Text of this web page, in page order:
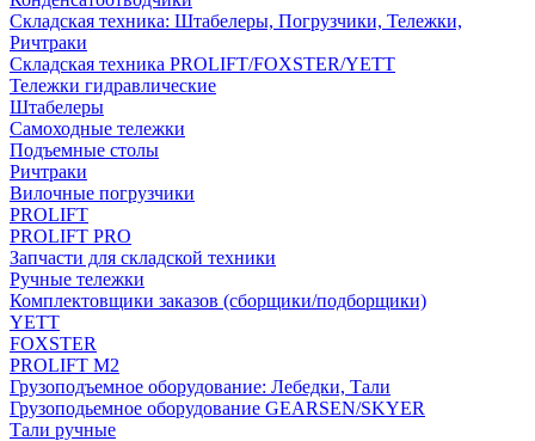
Складская техника: Штабелеры, Погрузчики, Тележки,
Ричтраки
Складская техника PROLIFT/FOXSTER/YETT
Тележки гидравлические
Штабелеры
Самоходные тележки
Подъемные столы
Ричтраки
Вилочные погрузчики
PROLIFT
PROLIFT PRO
Запчасти для складской техники
Ручные тележки
Комплектовщики заказов (сборщики/подборщики)
YETT
FOXSTER
PROLIFT M2
Грузоподъемное оборудование: Лебедки, Тали
Грузоподьемное оборудование GEARSEN/SKYER
Тали ручные